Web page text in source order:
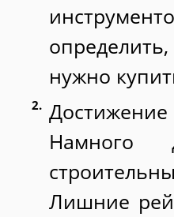
нужно
Намного
Лишние